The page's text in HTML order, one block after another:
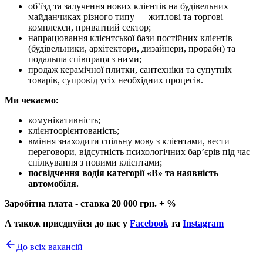
обʼїзд та залучення нових клієнтів на будівельних
майданчиках різного типу — житлові та торгові
комплекси, приватний сектор;
напрацювання клієнтської бази постійних клієнтів
(будівельники, архітектори, дизайнери, прораби) та
подальша співпраця з ними;
продаж керамічної плитки, сантехніки та супутніх
товарів, супровід усіх необхідних процесів.
Ми чекаємо:
комунікативність;
клієнтоорієнтованість;
вміння знаходити спільну мову з клієнтами, вести
переговори, відсутність психологічних барʼєрів під час
спілкування з новими клієнтами;
посвідчення водія категорії «В» та наявність
автомобіля.
Заробітна плата - ставка 20 000 грн. + %
А також приєднуйся до нас у Facebook та Instagram
До всіх вакансій